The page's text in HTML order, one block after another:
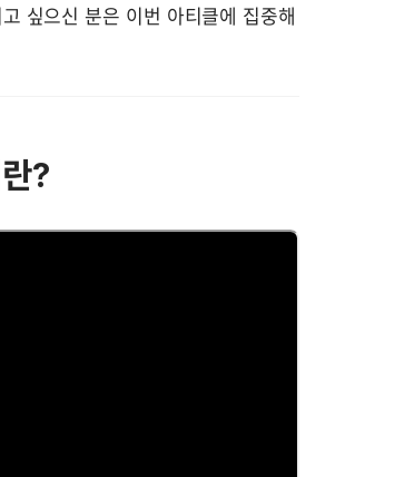
싶으신 분은 이번 아티클에 집중해
?